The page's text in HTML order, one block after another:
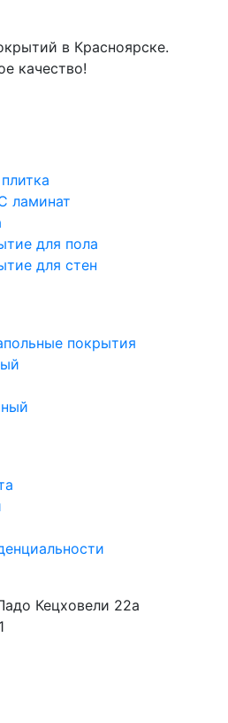
в Красноярске.
качество!
ламинат
для пола
для стен
покрытия
Кецховели 22а